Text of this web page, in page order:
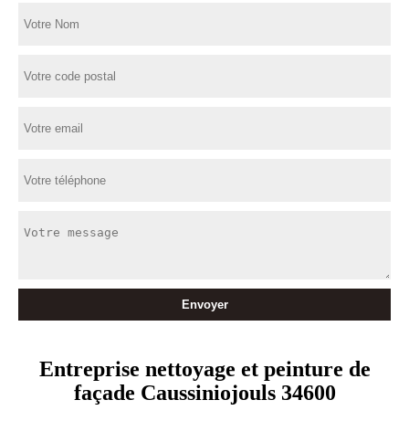
Entreprise nettoyage et peinture de
façade Caussiniojouls 34600